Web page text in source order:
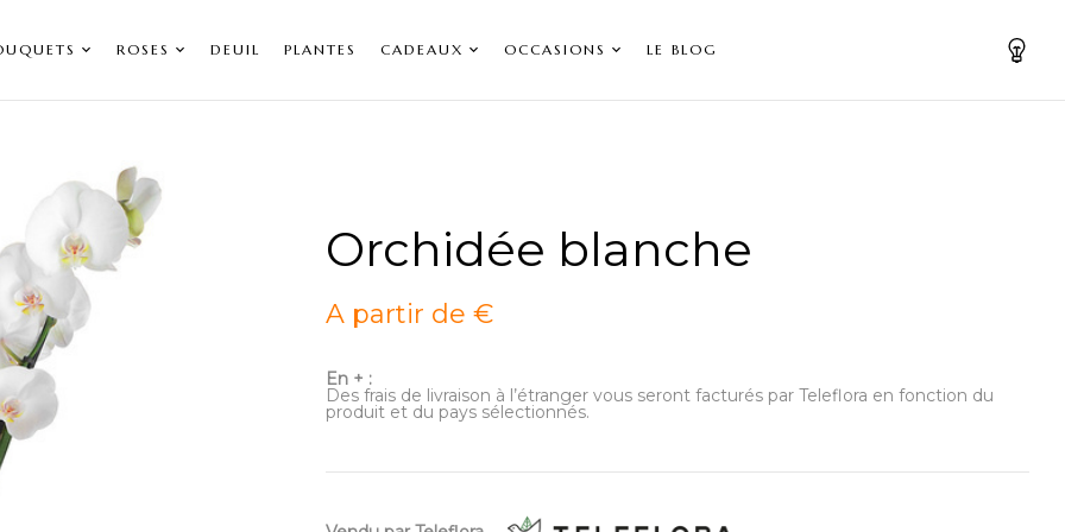
ROSES DEUIL PLANTES CADEAUX OCCASIONS LE BLOG
Orchidée blanche
A partir de €
En + :
Des frais de livraison à l’étranger vous seront facturés par Teleflora en fonction du
produit et du pays sélectionnés.